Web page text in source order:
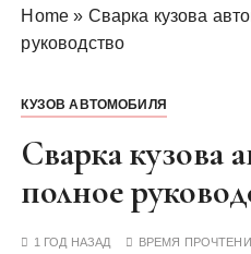
Home » Сварка кузова
руководство
КУЗОВ АВТОМОБИЛЯ
Сварка кузова
полное
1 ГОД НАЗАД ВРЕМЯ